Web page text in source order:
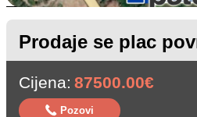
Prodaje se plac
Cijena: 87500.00€
Pozovi